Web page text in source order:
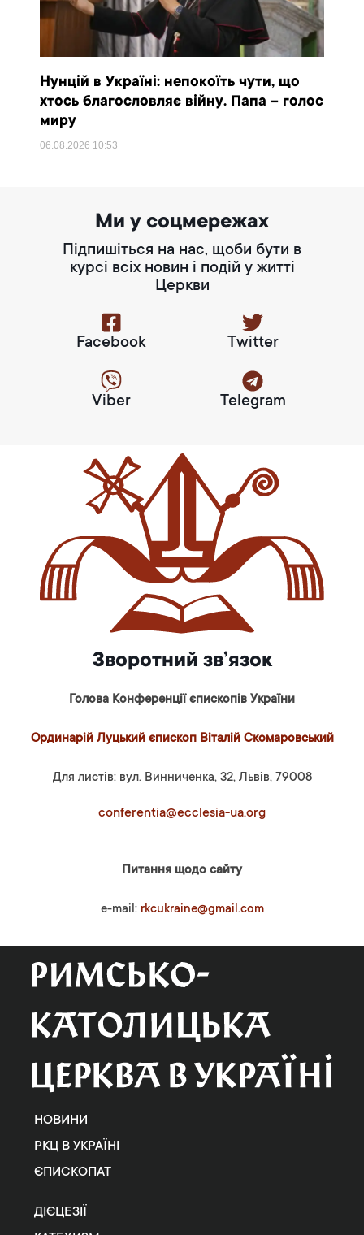
Нунцій в Україні: непокоїть чути, що
хтось благословляє війну. Папа – голос
миру
06.08.2026 10:53
Ми у соцмережах
Підпишіться на нас, щоби бути в
курсі всіх новин і подій у житті
Церкви
Facebook Twitter
Viber Telegram
Зворотний зв’язок
Голова Конференції єпископів України
Ординарій Луцький єпископ Віталій Скомаровський
Для листів: вул. Винниченка, 32, Львів, 79008
conferentia@ecclesia-ua.org
Питання щодо сайту
e-mail: rkcukraine@gmail.com
НОВИНИ
РКЦ В УКРАЇНІ
ЄПИСКОПАТ
ДІЄЦЕЗІЇ